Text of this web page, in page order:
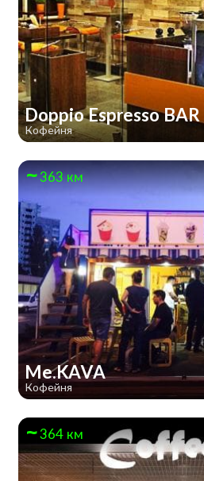
Doppio Espresso BAR
Кофейня
363 км
Me.KAVA
Кофейня
364 км